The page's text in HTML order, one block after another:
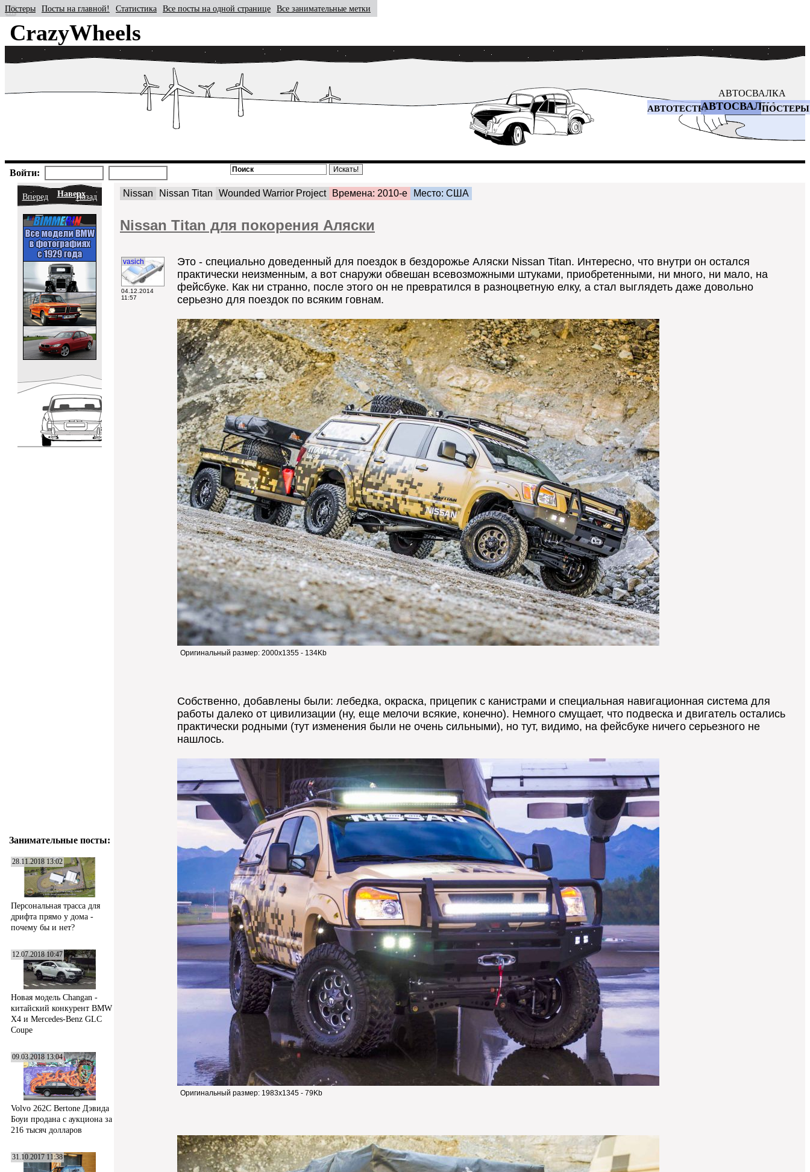
CrazyWheels
АВТОСВАЛКА
АВТОТЕСТЫАВТОСВАЛКАПОСТЕРЫ
Постеры Посты на главной! Статистика Все посты на одной странице Все занимательные метки
Войти:
Вперед НаверхНазад
Занимательные посты:
28.11.2018 13:02
Персональная трасса для
дрифта прямо у дома -
почему бы и нет?
12.07.2018 10:47
Новая модель Changan -
китайский конкурент BMW
X4 и Mercedes-Benz GLC
Coupe
09.03.2018 13:04
Volvo 262C Bertone Дэвида
Боуи продана с аукциона за
216 тысяч долларов
31.10.2017 11:38
Nissan Nissan Titan Wounded Warrior Project Времена: 2010-е Место: США
Nissan Titan для покорения Аляски
vasich
04.12.2014
11:57
Это - специально доведенный для поездок в бездорожье Аляски Nissan Titan. Интересно, что внутри он остался
практически неизменным, а вот снаружи обвешан всевозможными штуками, приобретенными, ни много, ни мало, на
фейсбуке. Как ни странно, после этого он не превратился в разноцветную елку, а стал выглядеть даже довольно
серьезно для поездок по всяким говнам.
Оригинальный размер: 2000x1355 - 134Kb
Собственно, добавлены были: лебедка, окраска, прицепик с канистрами и специальная навигационная система для
работы далеко от цивилизации (ну, еще мелочи всякие, конечно). Немного смущает, что подвеска и двигатель остались
практически родными (тут изменения были не очень сильными), но тут, видимо, на фейсбуке ничего серьезного не
нашлось.
Оригинальный размер: 1983x1345 - 79Kb